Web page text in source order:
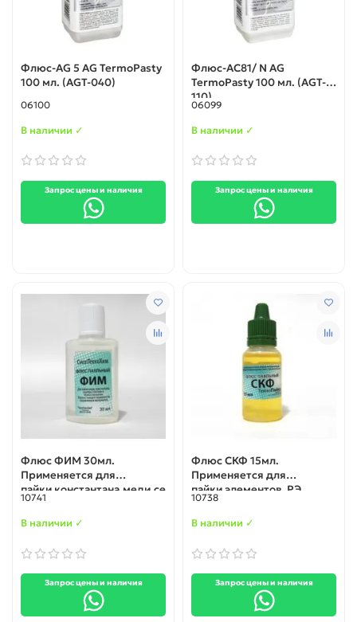
Флюс-AG 5 AG TermoPasty
100 мл. (AGT-040)
06100
В наличии ✓
Запрос цены и наличия
Флюс-AC81/ N AG
TermoPasty 100 мл. (AGT-
110)
06099
В наличии ✓
Запрос цены и наличия
Флюс ФИМ 30мл.
Применяется для
пайки константана,меди,се
ребра,платины,чёрных
металлов
10741
В наличии ✓
Запрос цены и наличия
Флюс СКФ 15мл.
Применяется для
пайки элементов РЭ
монтажа
10738
В наличии ✓
Запрос цены и наличия